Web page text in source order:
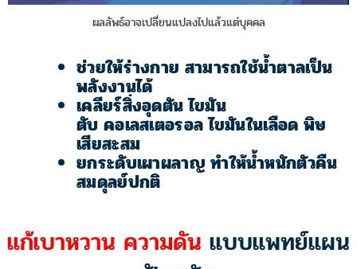
ผลลัพธ์อาจเปลี่ยนแปลงไปแล้วแต่บุคคล
ช่วยให้ร่างกาย สามารถใช้น้ำตาลเป็น
พลังงานได้
เคลียร์สิ่งอุดตัน ไขมัน
ตับ คอเลสเตอรอล ไขมันในเลือด พิษ
เสียสะสม
ยกระดับเผาผลาญ ทำให้น้ำหนักตัวคืน
สมดุลย์ปกติ
แก้เบาหวาน ความดัน แบบแพทย์แผน